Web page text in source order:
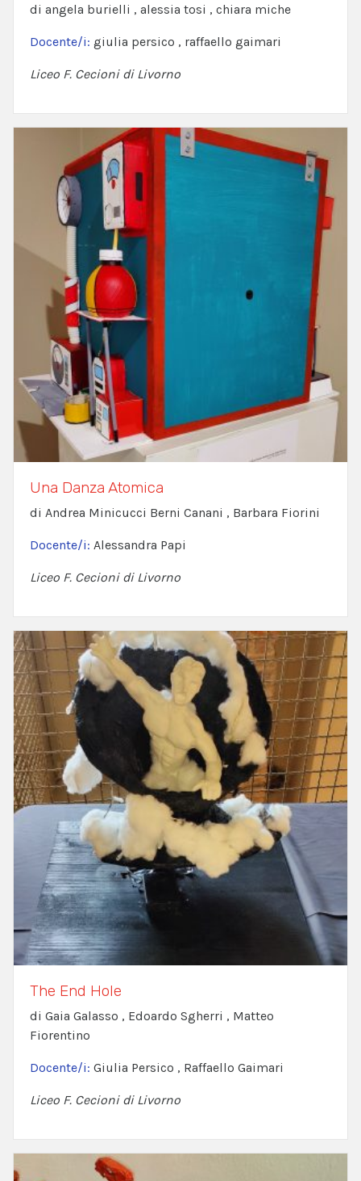
di angela burielli , alessia tosi , chiara miche
Docente/i: giulia persico , raffaello gaimari
Liceo F. Cecioni di Livorno
Una Danza Atomica
di Andrea Minicucci Berni Canani , Barbara Fiorini
Docente/i: Alessandra Papi
Liceo F. Cecioni di Livorno
The End Hole
di Gaia Galasso , Edoardo Sgherri , Matteo
Fiorentino
Docente/i: Giulia Persico , Raffaello Gaimari
Liceo F. Cecioni di Livorno